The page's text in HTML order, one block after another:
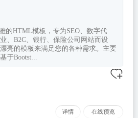
的HTML模板，专为SEO、数字代
、B2C、银行、保险公司网站而设
亮的模板来满足您的各种需求。主要
于Bootst...
详情 在线预览